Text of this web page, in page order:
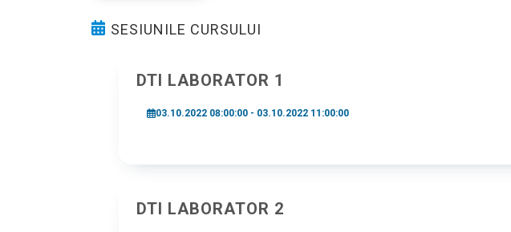
SESIUNILE CURSULUI
DTI LABORATOR 1
03.10.2022 08:00:00 - 03.10.2022 11:00:00
DTI LABORATOR 2